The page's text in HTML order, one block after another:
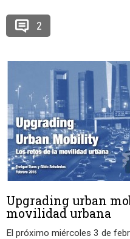
2
Upgrading urban
movilidad urbana
El próximo miércoles 3 de